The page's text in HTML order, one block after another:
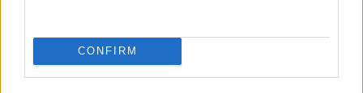
CONFIRM
A cseh élvonalban folytatja a West Ham, az MTK és a
DVSC korábbi kapusa
A korábbi U21-es válogatott kapus, Hegyi Krisztián távozott a West